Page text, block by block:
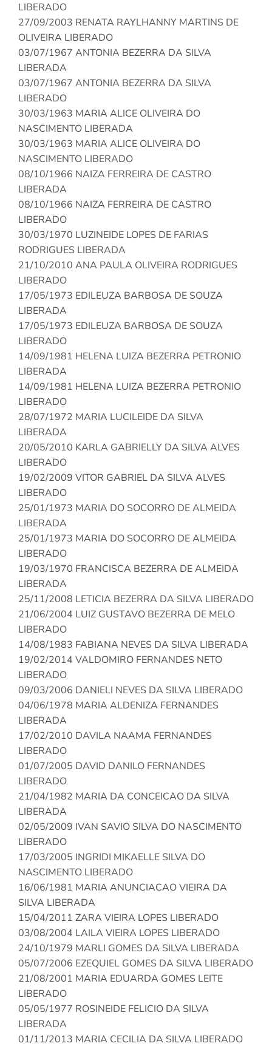
LIBERADO
27/09/2003 RENATA RAYLHANNY MARTINS DE
OLIVEIRA LIBERADO
03/07/1967 ANTONIA BEZERRA DA SILVA
LIBERADA
03/07/1967 ANTONIA BEZERRA DA SILVA
LIBERADO
30/03/1963 MARIA ALICE OLIVEIRA DO
NASCIMENTO LIBERADA
30/03/1963 MARIA ALICE OLIVEIRA DO
NASCIMENTO LIBERADO
08/10/1966 NAIZA FERREIRA DE CASTRO
LIBERADA
08/10/1966 NAIZA FERREIRA DE CASTRO
LIBERADO
30/03/1970 LUZINEIDE LOPES DE FARIAS
RODRIGUES LIBERADA
21/10/2010 ANA PAULA OLIVEIRA RODRIGUES
LIBERADO
17/05/1973 EDILEUZA BARBOSA DE SOUZA
LIBERADA
17/05/1973 EDILEUZA BARBOSA DE SOUZA
LIBERADO
14/09/1981 HELENA LUIZA BEZERRA PETRONIO
LIBERADA
14/09/1981 HELENA LUIZA BEZERRA PETRONIO
LIBERADO
28/07/1972 MARIA LUCILEIDE DA SILVA
LIBERADA
20/05/2010 KARLA GABRIELLY DA SILVA ALVES
LIBERADO
19/02/2009 VITOR GABRIEL DA SILVA ALVES
LIBERADO
25/01/1973 MARIA DO SOCORRO DE ALMEIDA
LIBERADA
25/01/1973 MARIA DO SOCORRO DE ALMEIDA
LIBERADO
19/03/1970 FRANCISCA BEZERRA DE ALMEIDA
LIBERADA
25/11/2008 LETICIA BEZERRA DA SILVA LIBERADO
21/06/2004 LUIZ GUSTAVO BEZERRA DE MELO
LIBERADO
14/08/1983 FABIANA NEVES DA SILVA LIBERADA
19/02/2014 VALDOMIRO FERNANDES NETO
LIBERADO
09/03/2006 DANIELI NEVES DA SILVA LIBERADO
04/06/1978 MARIA ALDENIZA FERNANDES
LIBERADA
17/02/2010 DAVILA NAAMA FERNANDES
LIBERADO
01/07/2005 DAVID DANILO FERNANDES
LIBERADO
21/04/1982 MARIA DA CONCEICAO DA SILVA
LIBERADA
02/05/2009 IVAN SAVIO SILVA DO NASCIMENTO
LIBERADO
17/03/2005 INGRIDI MIKAELLE SILVA DO
NASCIMENTO LIBERADO
16/06/1981 MARIA ANUNCIACAO VIEIRA DA
SILVA LIBERADA
15/04/2011 ZARA VIEIRA LOPES LIBERADO
03/08/2004 LAILA VIEIRA LOPES LIBERADO
24/10/1979 MARLI GOMES DA SILVA LIBERADA
05/07/2006 EZEQUIEL GOMES DA SILVA LIBERADO
21/08/2001 MARIA EDUARDA GOMES LEITE
LIBERADO
05/05/1977 ROSINEIDE FELICIO DA SILVA
LIBERADA
01/11/2013 MARIA CECILIA DA SILVA LIBERADO